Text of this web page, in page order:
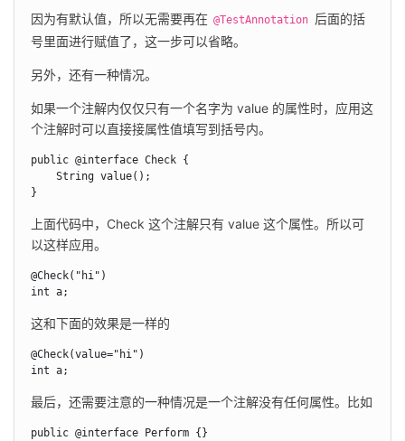
因为有默认值，所以无需要再在 @TestAnnotation 后面的括
号里面进行赋值了，这一步可以省略。
另外，还有一种情况。
如果一个注解内仅仅只有一个名字为 value 的属性时，应用这
个注解时可以直接接属性值填写到括号内。
public @interface Check {
    String value();
}
上面代码中，Check 这个注解只有 value 这个属性。所以可
以这样应用。
@Check("hi")
int a;
这和下面的效果是一样的
@Check(value="hi")
int a;
最后，还需要注意的一种情况是一个注解没有任何属性。比如
public @interface Perform {}